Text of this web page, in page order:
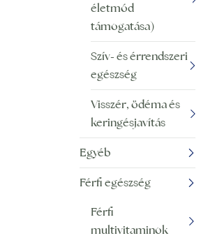
életmód
támogatása)
Szív- és érrendszeri
egészség
Visszér, ödéma és
keringésjavítás
Egyéb
Férfi egészség
Férfi
multivitaminok